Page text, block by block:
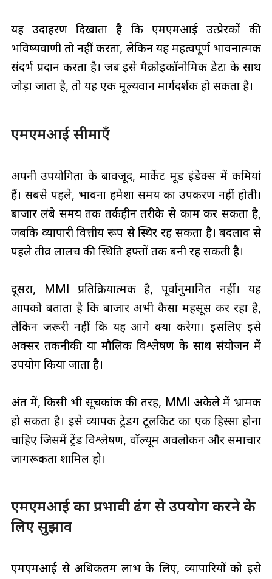
यह उदाहरण दिखाता है कि एमएमआई उत्प्रेरकों की
भविष्यवाणी तो नहीं करता, लेकिन यह महत्वपूर्ण भावनात्मक
संदर्भ प्रदान करता है। जब इसे मैक्रोइकॉनोमिक डेटा के साथ
जोड़ा जाता है, तो यह एक मूल्यवान मार्गदर्शक हो सकता है।
एमएमआई सीमाएँ
अपनी उपयोगिता के बावजूद, मार्केट मूड इंडेक्स में कमियां
हैं। सबसे पहले, भावना हमेशा समय का उपकरण नहीं होती।
बाजार लंबे समय तक तर्कहीन तरीके से काम कर सकता है,
जबकि व्यापारी वित्तीय रूप से स्थिर रह सकता है। बदलाव से
पहले तीव्र लालच की स्थिति हफ्तों तक बनी रह सकती है।
दूसरा, MMI प्रतिक्रियात्मक है, पूर्वानुमानित नहीं। यह
आपको बताता है कि बाजार अभी कैसा महसूस कर रहा है,
लेकिन जरूरी नहीं कि यह आगे क्या करेगा। इसलिए इसे
अक्सर तकनीकी या मौलिक विश्लेषण के साथ संयोजन में
उपयोग किया जाता है।
अंत में, किसी भी सूचकांक की तरह, MMI अकेले में भ्रामक
हो सकता है। इसे व्यापक ट्रेडिंग टूलकिट का एक हिस्सा होना
चाहिए जिसमें ट्रेंड विश्लेषण, वॉल्यूम अवलोकन और समाचार
जागरूकता शामिल हो।
एमएमआई का प्रभावी ढंग से उपयोग करने के
लिए सुझाव
एमएमआई से अधिकतम लाभ के लिए, व्यापारियों को इसे